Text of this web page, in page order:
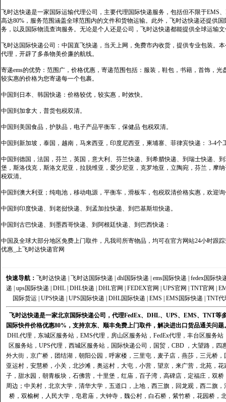
飞时达快递是一家国际运输代理公司，主要代理国际快递服务，包括但不限于EMS
高达80%，服务范围涵盖全球范围内的文件和货物运输。此外，飞时达快递还提供
务，以及国际物流查询服务。无论是个人还是公司，飞时达快递都能提供全球运输
飞时达国际快递公司：中国直飞快递，当天上网，免费市内收货，提供专业包装。
代理，开辟了多条物美价廉的航线。
寄递ems的优势：范围广，价格优惠，寄递范围包括：服装，鞋包，书籍，首饰，
较实惠的价格为您寄递每一个包裹。
中国到日本、韩国快递：价格较优，较实惠，时效快。
中国到加拿大，普货包税双清。
中国到美国食品，护肤品，电子产品平衡车，保健品 包税双清。
中国到新加坡，泰国，越南，马来西亚，印度尼西亚，柬埔寨、菲律宾快递： 3-4个
中国到德国，法国，芬兰，英国，意大利、芬兰快递、到希腊快递、到瑞士快递、
堡，斯洛伐克，斯洛文尼亚，拉脱维亚，爱沙尼亚，克罗地亚，立陶宛，芬兰，摩
税双清。
中国到澳大利亚；纯电池，移动电源，平衡车，滑板车，包税双清价格实惠，欢迎
中国到印度快递、到老挝快递、到孟加拉快递、到巴基斯坦快递。
中国到古巴快递、到墨西哥快递、到阿根廷快递、到巴西快递：
中国及全球大部分地区免费上门取件，凡我司所寄物品，均可在官方网站24小时跟
优惠_上飞时达快递官网
快速导航： 飞时达快递 飞时达国际快递 dhl国际快递 ems国际快递
fedex国际快
递
ups国际快递 DHL DHL快递 DHL官网 FEDEX官网 UPS官网 TNT官网
国际货运| UPS快递 UPS国际快递 DHL国际快递 EMS EMS国际快递 TNT代
飞时达快递是一家北京国际快递公司，代理FedEx、DHL、UPS、EMS、TNT
国际快件价格优惠80%，支持京东、顺丰免费上门取件，解决进出口货品通关问题
DHL代理 ， 东城区服务站 ， EMS代理 ， 房山区服务站 ， FedEx代理 ， 丰台区服务站
区服务站， UPS代理 ， 西城区服务站， 国际快递公司 ，国贸，CBD ，大望路，
外大街，京广桥，团结湖，朝阳公园，呼家楼，三里屯，麦子店，燕莎，三元桥
亚运村，安慧桥，小关，北沙滩，奥运村，大屯，小营，望京，来广营，北苑，
子，甜水园，朝青板块，石佛营，十里堡，红庙，百子湾，高碑店，定福庄，双
周边；中关村，北京大学，清华大学，五道口，上地，西三旗，回龙观，西二旗
桥，双榆树，人民大学，皂君庙，大钟寺，魏公村，白石桥，紫竹桥，花园桥